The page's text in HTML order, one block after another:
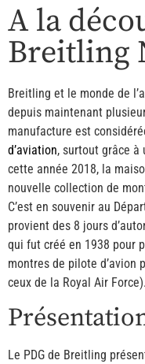
A la
Breitling
Breitling et le monde de
depuis maintenant
manufacture est
d’aviation, surtout grâce
cette année 2018, la
nouvelle collection de
C’est en souvenir au
provient des 8 jours
qui fut créé en 1938 pour
montres de pilote
ceux de la Royal Air Force).
Le PDG de Breitling